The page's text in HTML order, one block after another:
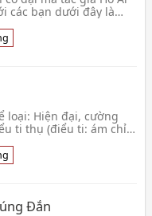
các bạn dưới đây là
loại: Hiện đại, cường
ti thụ (điểu ti: ám chỉ
Đắn